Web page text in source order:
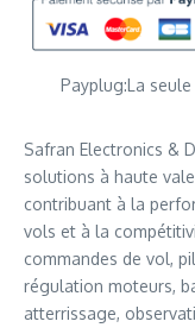
Payplug:La
Safran Electronics &
solutions à haute
contribuant à la
vols et à la
commandes de vol,
régulation moteurs,
atterrissage,